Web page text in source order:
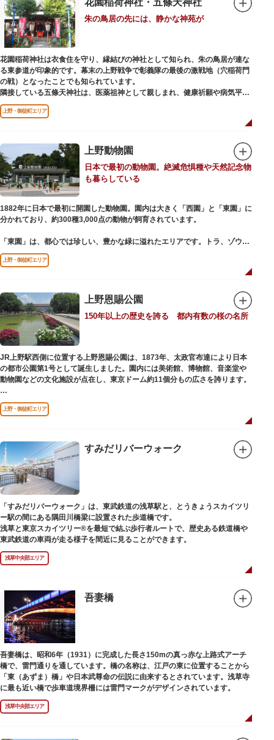
ご本尊である辯才天は、音楽と芸能の守り神として広く信仰され、
「辯”財”天」とも書くことから、金運上昇といったご利益もあると言われて
います。辯才天は琵琶を持った姿で知られていますが、不忍池辯天堂の辯才
天は、8本の腕に煩悩を破壊する武器をお持ちになっている「八臂辯才天
（はっぴべんざいてん）」。9月に行われる「巳成金（みなるかね）大祭」
で目にすることができます。
不忍池辯天堂には、豊臣秀吉公が大切にしていたという伝説のある、谷中七
福神とは別の「大黒天」も祀られています。
朱の鳥居の先には、静かな神苑が
花園稲荷神社は衣食住を守り、縁結びの神社として知られ、朱の鳥居が連な
る東参道が印象的です。幕末の上野戦争で彰義隊の最後の激戦地（穴稲荷門
の戦）となったことでも知られています。
隣接している五條天神社は、医薬祖神として親しまれ、健康祈願や病気平癒
祈願の参拝者が多く、相殿には菅原道真公も祀られています。
境内がつながっており、まるでひとつの神社かのように並んで鎮座していま
すが、それぞれ別々の由緒の独立した神社です。どちらの御朱印も五條天神
参拝は6:00～17:00（御朱印の授与は9:00～17:00）
上野・御徒町エリア
上野動物園
日本で最初の動物園。絶滅危惧種や天然記念物
も暮らしている
1882年に日本で最初に開園した動物園。園内は大きく「西園」と「東園」に
分かれており、約300種3,000点の動物が飼育されています。
「東園」は、都心では珍しい、豊かな緑に溢れたエリアです。トラ、ゾウな
どが住む森エリアや、ホッキョクグマやアザラシが住む海エリアでは、水浴
びなど迫力あるシーンが目撃できることもあります。国指定重要文化財の
一方「西園」は、蓮の名所としても知られる風光明媚な「不忍池」のほとり
に位置する区域。キリンやサイなどの人気動物をはじめ、アイアイや“動か
ない鳥”として話題のハシビロコウなどユニークな種も見られます。
子ども動物園「すてっぷ」では、小動物を間近で観察することを通じて、命
の大切さや生きものの魅力が学べる体験プログラムが実施されています。
歩き疲れたり、お腹が空いてきたら、園内にいくつかあるフードショップで
休憩しましょう。それぞれのお店で、動物たちをモチーフにした可愛いフー
も必見です。
上野・御徒町エリア
上野恩賜公園
150年以上の歴史を誇る 都内有数の桜の名所
JR上野駅西側に位置する上野恩賜公園は、1873年、太政官布達により日本
の都市公園第1号として誕生しました。園内には美術館、博物館、音楽堂や
動物園などの文化施設が点在し、東京ドーム約11個分もの広さを誇ります。
ソメイヨシノやヤマザクラなど約1,200本の桜が植えられた園内は、桜の名
所としても有名。シーズンにはライトアップされた夜桜が一層風情を添え、
例年延べ330万人近い人出となります。不忍池（しのばずのいけ）は江戸時
ので、バードウォッチングを楽しむ人の姿も見られるスポットです。
美術館や博物館で国内外の芸術作品や文化・自然科学に触れたり、歴史の薫
りを感じながら史跡巡りを楽しんではいかがでしょうか。1日では見てまわ
りきれないほどの魅力にあふれた公園です。
上野・御徒町エリア
すみだリバーウォーク
「すみだリバーウォーク」は、東武鉄道の浅草駅と、とうきょうスカイツリ
ー駅の間にある隅田川橋梁に設置された歩道橋です。
浅草と東京スカイツリー®を最短で結ぶ歩行者ルートで、歴史ある鉄道橋や
東武鉄道の車両が走る様子を間近に見ることができます。
浅草中央部エリア
吾妻橋
吾妻橋は、昭和6年（1931）に完成した長さ150mの真っ赤な上路式アーチ
橋で、雷門通りを通しています。橋の名称は、江戸の東に位置することから
「東（あずま）橋」や日本武尊命の伝説に由来するとされています。浅草寺
に最も近い橋で歩車道境界柵には雷門マークがデザインされています。
浅草中央部エリア